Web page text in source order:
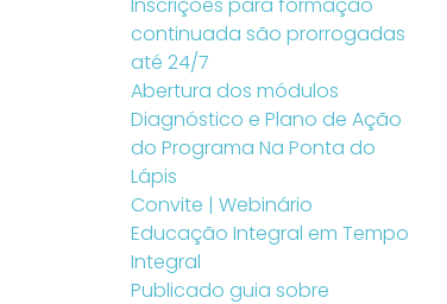
continuada são prorrogadas
até 24/7
Abertura dos módulos
Diagnóstico e Plano de Ação
do Programa Na Ponta do
Lápis
Convite | Webinário
Educação Integral em Tempo
Integral
Publicado guia sobre